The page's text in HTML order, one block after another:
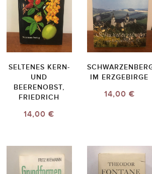
SELTENES KERN-
UND
BEERENOBST,
FRIEDRICH
14,00 €
IM ERZGEBIRGE
14,00 €